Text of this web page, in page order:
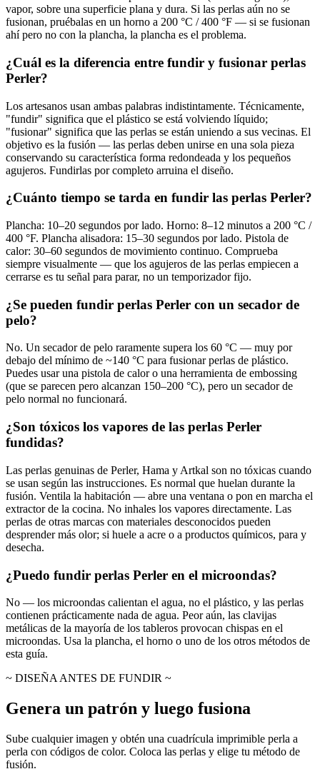
vapor, sobre una superficie plana y dura. Si las perlas aún no se
fusionan, pruébalas en un horno a 200 °C / 400 °F — si se fusionan
ahí pero no con la plancha, la plancha es el problema.
¿Cuál es la diferencia entre fundir y fusionar perlas
Perler?
Los artesanos usan ambas palabras indistintamente. Técnicamente,
"fundir" significa que el plástico se está volviendo líquido;
"fusionar" significa que las perlas se están uniendo a sus vecinas. El
objetivo es la fusión — las perlas deben unirse en una sola pieza
conservando su característica forma redondeada y los pequeños
agujeros. Fundirlas por completo arruina el diseño.
¿Cuánto tiempo se tarda en fundir las perlas Perler?
Plancha: 10–20 segundos por lado. Horno: 8–12 minutos a 200 °C /
400 °F. Plancha alisadora: 15–30 segundos por lado. Pistola de
calor: 30–60 segundos de movimiento continuo. Comprueba
siempre visualmente — que los agujeros de las perlas empiecen a
cerrarse es tu señal para parar, no un temporizador fijo.
¿Se pueden fundir perlas Perler con un secador de
pelo?
No. Un secador de pelo raramente supera los 60 °C — muy por
debajo del mínimo de ~140 °C para fusionar perlas de plástico.
Puedes usar una pistola de calor o una herramienta de embossing
(que se parecen pero alcanzan 150–200 °C), pero un secador de
pelo normal no funcionará.
¿Son tóxicos los vapores de las perlas Perler
fundidas?
Las perlas genuinas de Perler, Hama y Artkal son no tóxicas cuando
se usan según las instrucciones. Es normal que huelan durante la
fusión. Ventila la habitación — abre una ventana o pon en marcha el
extractor de la cocina. No inhales los vapores directamente. Las
perlas de otras marcas con materiales desconocidos pueden
desprender más olor; si huele a acre o a productos químicos, para y
desecha.
¿Puedo fundir perlas Perler en el microondas?
No — los microondas calientan el agua, no el plástico, y las perlas
contienen prácticamente nada de agua. Peor aún, las clavijas
metálicas de la mayoría de los tableros provocan chispas en el
microondas. Usa la plancha, el horno o uno de los otros métodos de
esta guía.
~ DISEÑA ANTES DE FUNDIR ~
Genera un patrón y luego fusiona
Sube cualquier imagen y obtén una cuadrícula imprimible perla a
perla con códigos de color. Coloca las perlas y elige tu método de
fusión.